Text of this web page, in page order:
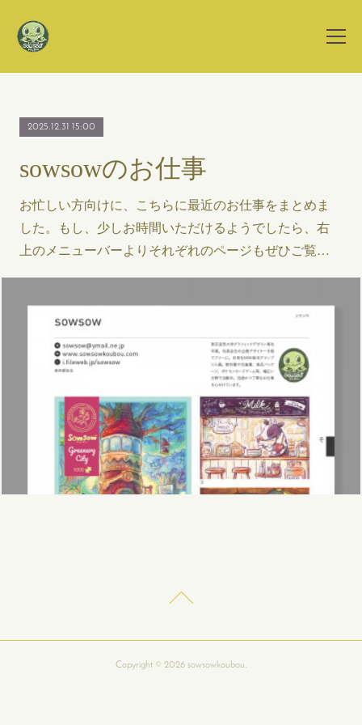
2025.12.31 15:00
sowsowのお仕事
お忙しい方向けに、こちらに最近のお仕事をまとめま
した。もし、少しお時間いただけるようでしたら、右
上のメニューバーよりそれぞれのページもぜひご覧…
Copyright © 2026 sowsowkoubou.